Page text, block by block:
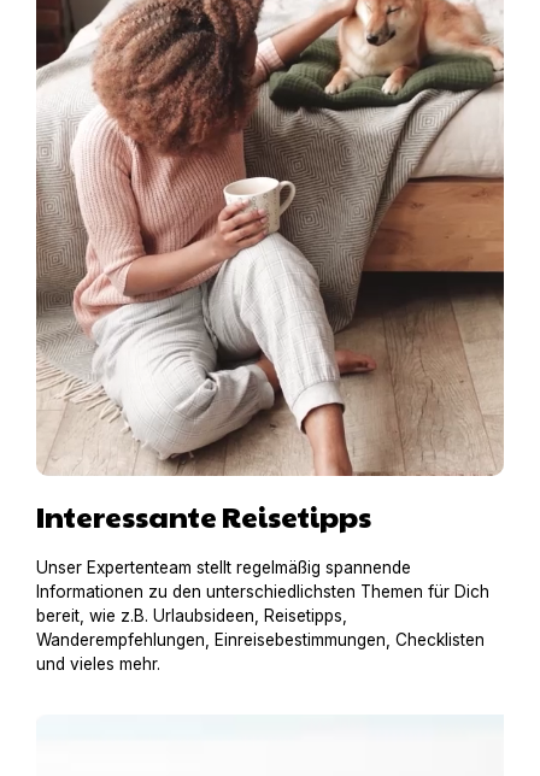
Interessante Reisetipps
Unser Expertenteam stellt regelmäßig spannende
Informationen zu den unterschiedlichsten Themen für Dich
bereit, wie z.B. Urlaubsideen, Reisetipps,
Wanderempfehlungen, Einreisebestimmungen, Checklisten
und vieles mehr.